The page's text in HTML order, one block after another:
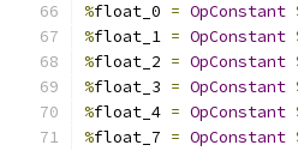
%float_0 = OpConstant
%float_1 = OpConstant
%float_2 = OpConstant
%float_3 = OpConstant
%float_4 = OpConstant
%float_7 = OpConstant